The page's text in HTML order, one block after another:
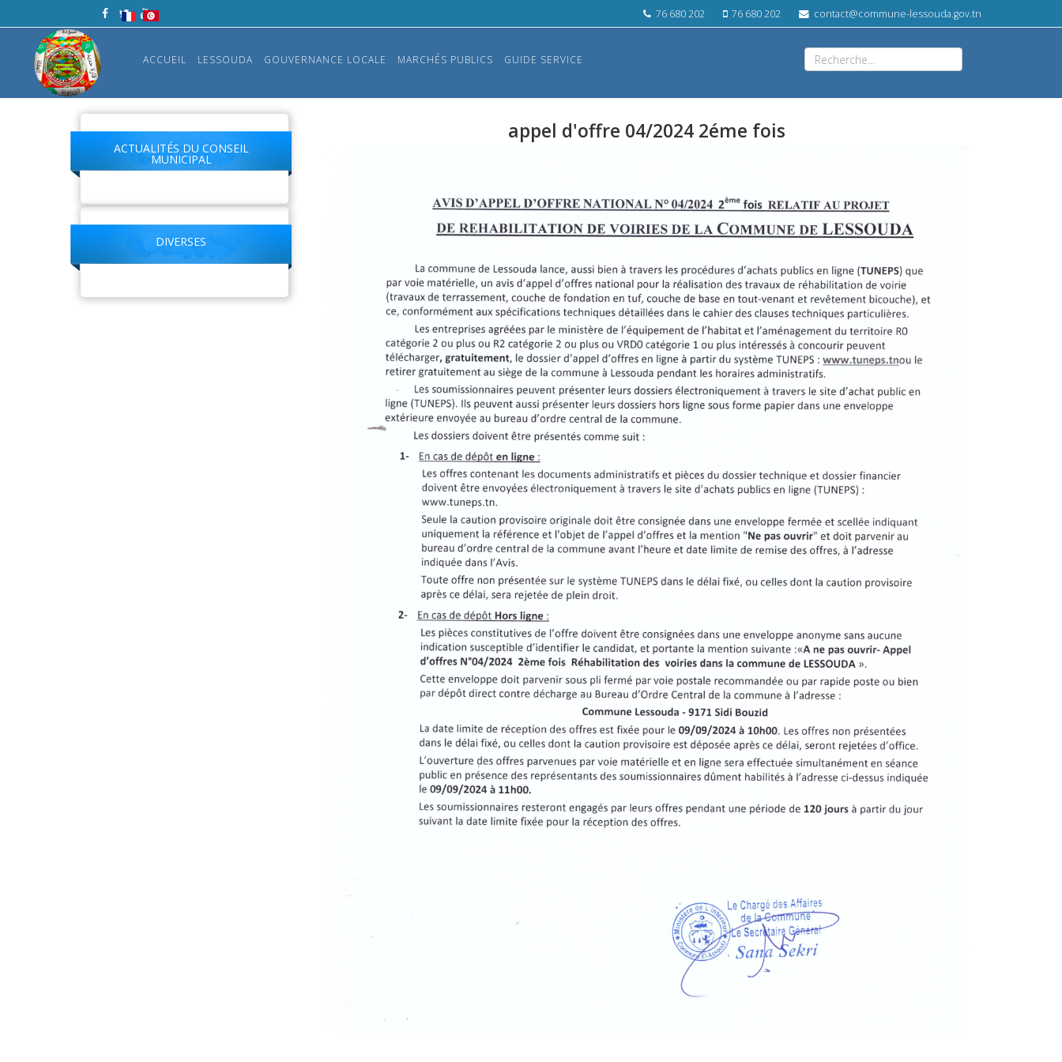
76 680 202 76 680 202 contact@commune-lessouda.gov.tn
ACCUEIL LESSOUDA GOUVERNANCE LOCALE MARCHÉS PUBLICS GUIDE SERVICE
ACTUALITÉS DU CONSEIL
MUNICIPAL
DIVERSES
appel d'offre 04/2024 2éme fois